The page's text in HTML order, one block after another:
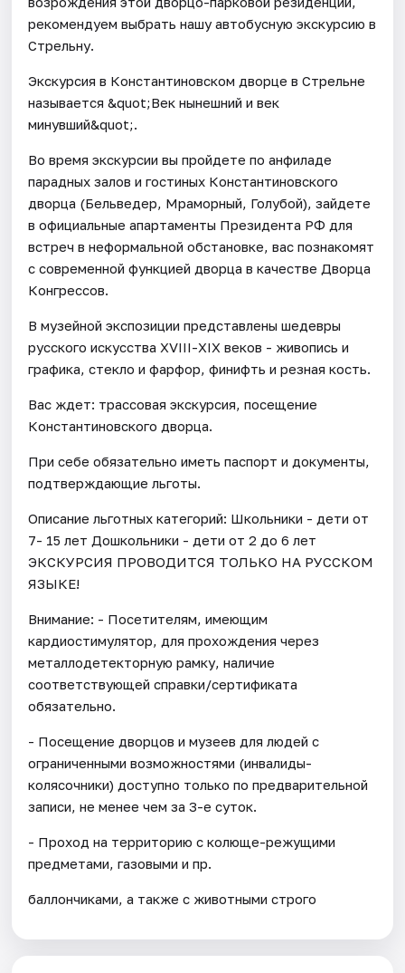
рекомендуем выбрать нашу автобусную экскурсию в
Стрельну.
Экскурсия в Константиновском дворце в Стрельне
называется &quot;Век нынешний и век
минувший&quot;.
Во время экскурсии вы пройдете по анфиладе
парадных залов и гостиных Константиновского
дворца (Бельведер, Мраморный, Голубой), зайдете
в официальные апартаменты Президента РФ для
встреч в неформальной обстановке, вас познакомят
с современной функцией дворца в качестве Дворца
Конгрессов.
В музейной экспозиции представлены шедевры
русского искусства XVIII-XIX веков - живопись и
графика, стекло и фарфор, финифть и резная кость.
Вас ждет: трассовая экскурсия, посещение
Константиновского дворца.
При себе обязательно иметь паспорт и документы,
подтверждающие льготы.
Описание льготных категорий: Школьники - дети от
7- 15 лет Дошкольники - дети от 2 до 6 лет
ЭКСКУРСИЯ ПРОВОДИТСЯ ТОЛЬКО НА РУССКОМ
ЯЗЫКЕ!
Внимание: - Посетителям, имеющим
кардиостимулятор, для прохождения через
металлодетекторную рамку, наличие
соответствующей справки/сертификата
обязательно.
- Посещение дворцов и музеев для людей с
ограниченными возможностями (инвалиды-
колясочники) доступно только по предварительной
записи, не менее чем за 3-е суток.
- Проход на территорию с колюще-режущими
предметами, газовыми и пр.
баллончиками, а также с животными строго